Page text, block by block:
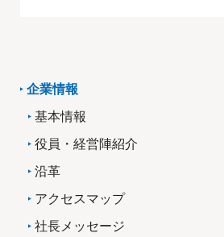
企業情報
基本情報
役員・経営陣紹介
沿革
アクセスマップ
社長メッセージ